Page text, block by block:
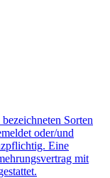
Sorten
oder/und
Eine
mit